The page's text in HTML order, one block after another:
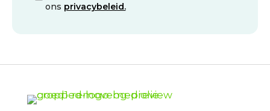
ons privacybeleid.